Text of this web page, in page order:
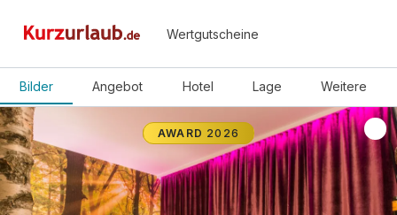
Wertgutscheine
Bilder Angebot Hotel Lage Weitere
AWARD 2026